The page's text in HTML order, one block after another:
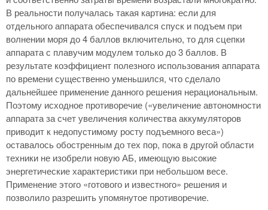
В реальности получалась такая картина: если для
отдельного аппарата обеспечивался спуск и подъем при
волнении моря до 4 баллов включительно, то для сцепки
аппарата с плавучим модулем только до 3 баллов. В
результате коэффициент полезного использования аппарата
по времени существенно уменьшился, что сделало
дальнейшее применение данного решения нерациональным.
Поэтому исходное противоречие («увеличение автономности
аппарата за счет увеличения количества аккумуляторов
приводит к недопустимому росту подъемного веса»)
оставалось обостренным до тех пор, пока в другой области
техники не изобрели новую АБ, имеющую высокие
энергетические характеристики при небольшом весе.
Применение этого «готового и известного» решения и
позволило разрешить упомянутое противоречие.